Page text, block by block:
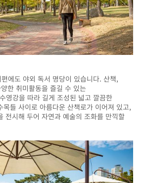
에도 야외 독서 명당이 있습니다. 산책,
한 취미활동을 즐길 수 있는
영강을 따라 길게 조성된 넓고 깔끔한
목들 사이로 아름다운 산책로가 이어져 있고,
전시해 두어 자연과 예술의 조화를 만끽할